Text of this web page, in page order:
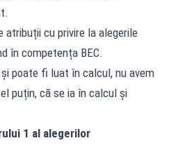
atribuții cu privire la alegerile
în competența BEC.
poate fi luat în calcul, nu avem
puțin, că se ia în calcul și
1 al alegerilor